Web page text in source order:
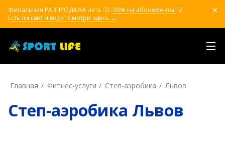
Финальная РАЗПРОДАЖА лета ❤️‍🔥 -90% на абонементы! 💡
Есть ли свет и вода? Смотри здесь →
Главная Фитнес-услуги Степ-аэробика Львов
Степ-аэробика Львов